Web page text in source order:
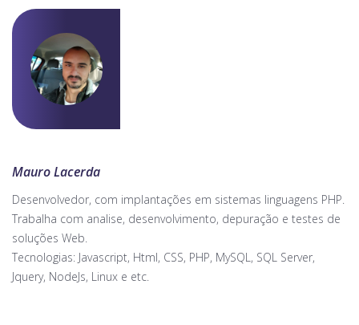
Mauro Lacerda
Desenvolvedor, com implantações em sistemas linguagens PHP.
Trabalha com analise, desenvolvimento, depuração e testes de
soluções Web.
Tecnologias: Javascript, Html, CSS, PHP, MySQL, SQL Server,
Jquery, NodeJs, Linux e etc.